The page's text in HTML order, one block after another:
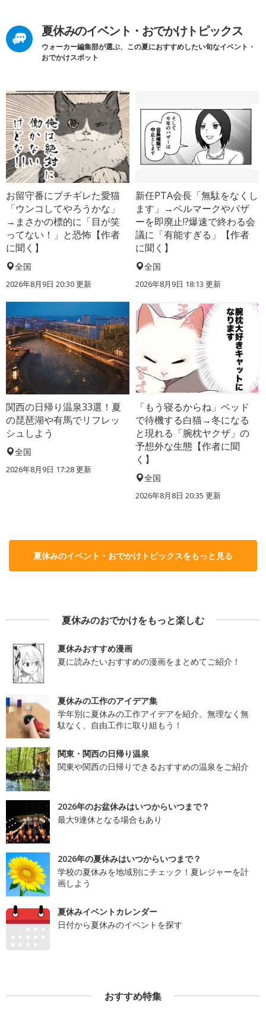
夏休みのイベント・おでかけトピックス
ウォーカー編集部が選ぶ、この夏におすすめしたい旬なイベント・
おでかけスポット
お留守番にブチギレた愛猫
「ウンコしてやろうかな」
→まさかの標的に「目が笑
ってない！」と恐怖【作者
に聞く】
全国
2026年8月9日 20:30更新
新任PTA会長「無駄をなくし
ます」→ベルマークやバザ
ーを即廃止!?爆速で終わる会
議に「有能すぎる」【作者
に聞く】
全国
2026年8月9日 18:13 更新
関西の日帰り温泉33選！夏
の琵琶湖や有馬でリフレッ
シュしよう
全国
2026年8月9日 17:28更新
「もう寝るからね」ベッド
で待機する白猫→冬になる
と現れる「腕枕ヤクザ」の
予想外な生態【作者に聞
く】
全国
2026年8月8日 20:35 更新
夏休みのイベント・おでかけトピックスをもっと見る
夏休みのおでかけをもっと楽しむ
夏休みおすすめ漫画
夏に読みたいおすすめの漫画をまとめてご紹介！
夏休みの工作のアイデア集
学年別に夏休みの工作アイデアを紹介。無理なく無
駄なく、自由工作に取り組もう！
関東・関西の日帰り温泉
関東や関西の日帰りできるおすすめの温泉をご紹介
2026年のお盆休みはいつからいつまで？
最大9連休となる場合もあり
2026年の夏休みはいつからいつまで？
学校の夏休みを地域別にチェック！夏レジャーを計
画しよう
夏休みイベントカレンダー
日付から夏休みのイベントを探す
おすすめ特集